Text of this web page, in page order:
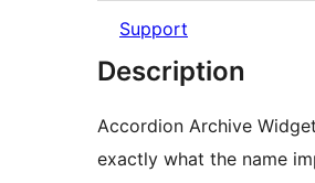
Support
Description
Accordion Archive
exactly what the name